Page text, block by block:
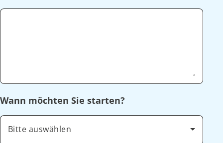
Wann möchten Sie starten?
Bitte auswählen